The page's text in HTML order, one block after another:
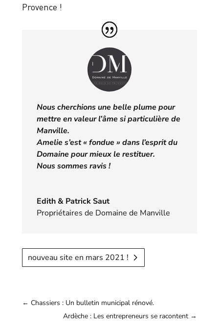
Provence !
Nous cherchions une belle plume pour
mettre en valeur l’âme si particulière de
Manville.
Amelie s’est « fondue » dans l’esprit du
Domaine pour mieux le restituer.
Nous sommes ravis !
Edith & Patrick Saut
Propriétaires de Domaine de Manville
nouveau site en mars 2021 !
← Chassiers : Un bulletin municipal rénové.
Ardèche : Les entrepreneurs se racontent →